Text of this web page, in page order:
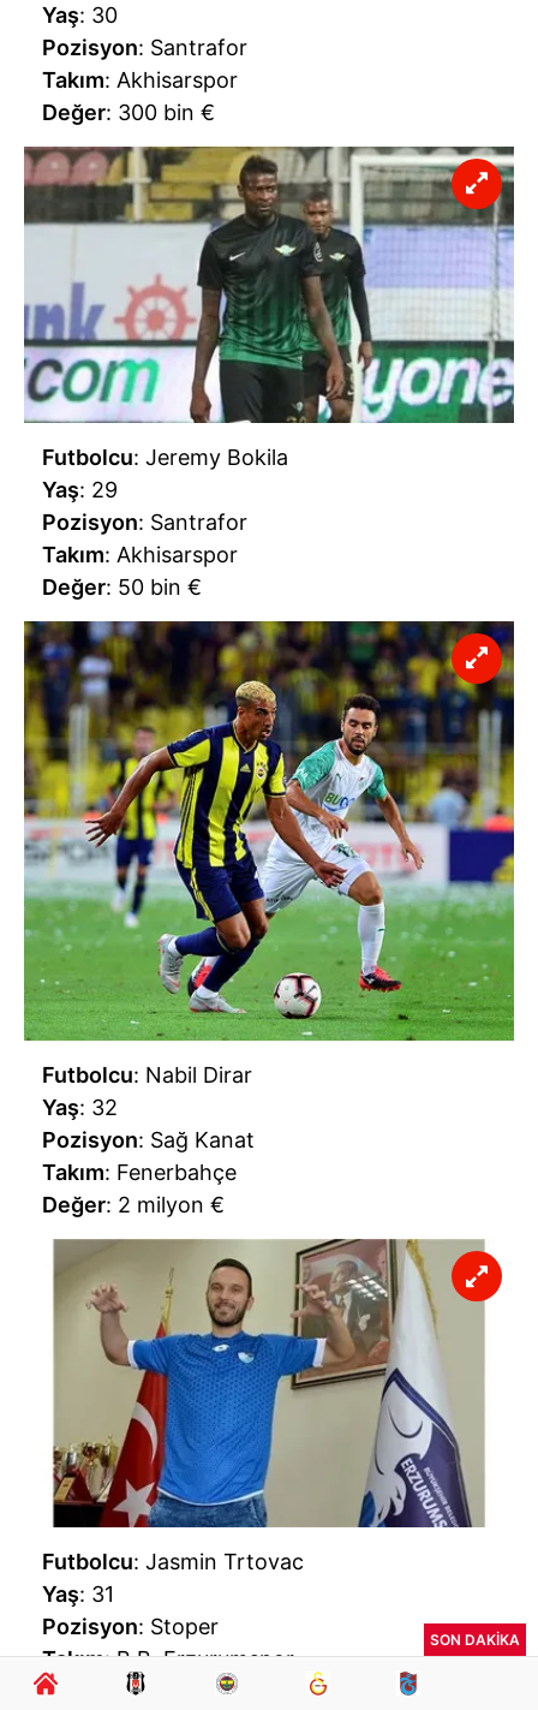
Yaş: 30
Pozisyon: Santrafor
Takım: Akhisarspor
Değer: 300 bin €
Futbolcu: Jeremy Bokila
Yaş: 29
Pozisyon: Santrafor
Takım: Akhisarspor
Değer: 50 bin €
Futbolcu: Nabil Dirar
Yaş: 32
Pozisyon: Sağ Kanat
Takım: Fenerbahçe
Değer: 2 milyon €
Futbolcu: Jasmin Trtovac
Yaş: 31
Pozisyon: Stoper
Takım: B.B. Erzurumspor
Değer
: 200 bin €
SON DAKİKA